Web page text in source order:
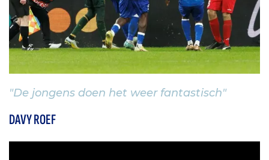
"De jongens doen het weer fantastisch"
DAVY ROEF